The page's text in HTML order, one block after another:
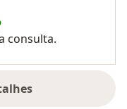
consulta.
experiência